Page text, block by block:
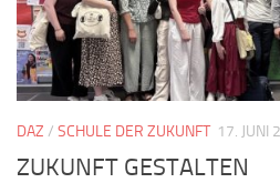
DAZ / SCHULE DER ZUKUNFT 17. JUNI
ZUKUNFT GESTALTEN